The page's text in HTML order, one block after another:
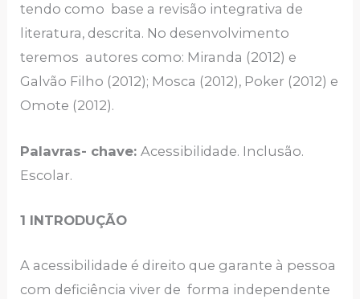
tendo como base a revisão integrativa de
literatura, descrita. No desenvolvimento
teremos autores como: Miranda (2012) e
Galvão Filho (2012); Mosca (2012), Poker (2012) e
Omote (2012).
Palavras- chave:Acessibilidade. Inclusão.
Escolar.
1 INTRODUÇÃO
A acessibilidade é direito que garante à pessoa
com deficiência viver de forma independente